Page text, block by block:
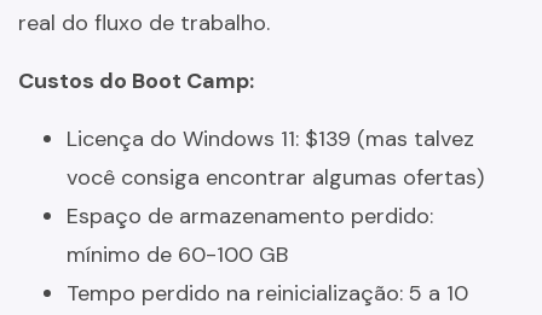
real do fluxo de trabalho.
Custos do Boot Camp:
Licença do Windows 11: $139 (mas talvez
você consiga encontrar algumas ofertas)
Espaço de armazenamento perdido:
mínimo de 60-100 GB
Tempo perdido na reinicialização: 5 a 10